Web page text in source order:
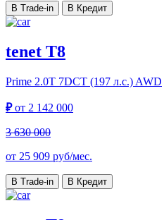
В Trade-in В Кредит
tenet T8
Prime 2.0T 7DCT (197 л.с.) AWD
₽от 2 142 000
3 630 000
от 25 909 руб/мес.
В Trade-in В Кредит